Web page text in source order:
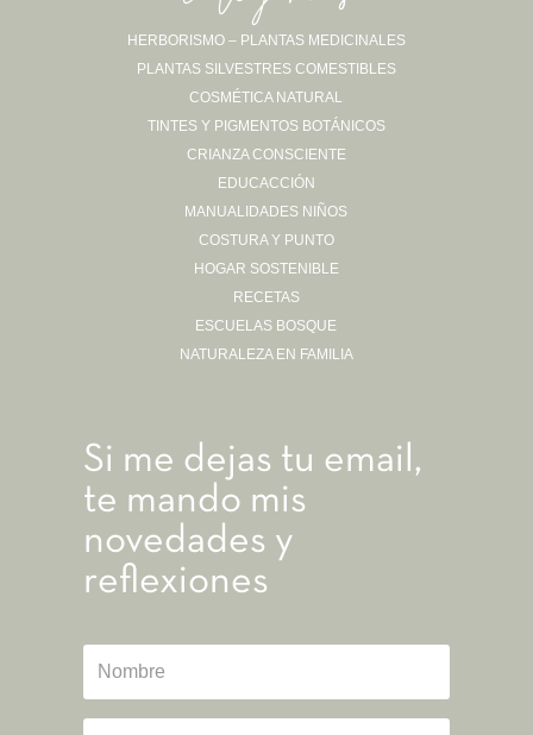
Sígueme en Instagram
HERBORISMO – PLANTAS MEDICINALES
PLANTAS SILVESTRES COMESTIBLES
COSMÉTICA NATURAL
TINTES Y PIGMENTOS BOTÁNICOS
CRIANZA CONSCIENTE
EDUCACCIÓN
MANUALIDADES NIÑOS
COSTURA Y PUNTO
HOGAR SOSTENIBLE
RECETAS
ESCUELAS BOSQUE
NATURALEZA EN FAMILIA
Si me dejas tu email,
te mando mis
novedades y
reflexiones